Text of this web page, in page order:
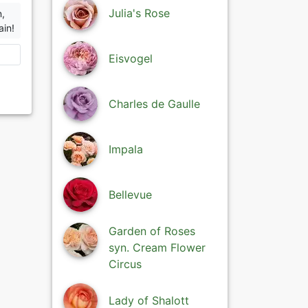
Julia's Rose
Eisvogel
Charles de Gaulle
Impala
Bellevue
Garden of Roses
syn. Cream Flower
Circus
Lady of Shalott